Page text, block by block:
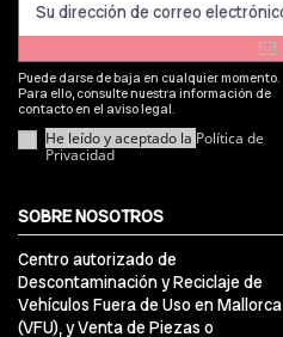
Puede darse de baja en cualquier momento.
Para ello, consulte nuestra información de
contacto en el aviso legal.
He leído y aceptado la Política de
Privacidad
SOBRE NOSOTROS
Centro autorizado de
Descontaminación y Reciclaje de
Vehículos Fuera de Uso en Mallorca
(VFU), y Venta de Piezas o